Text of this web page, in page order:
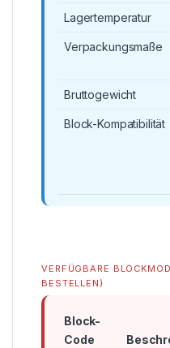
Lagertemperatur
Verpackungsmaße
Bruttogewicht
Block-Kompatibilität
VERFÜGBARE
BESTELLEN)
Block-
Code